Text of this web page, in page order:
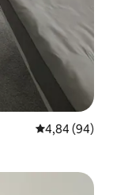
4,84 de uma
4,84 (94)